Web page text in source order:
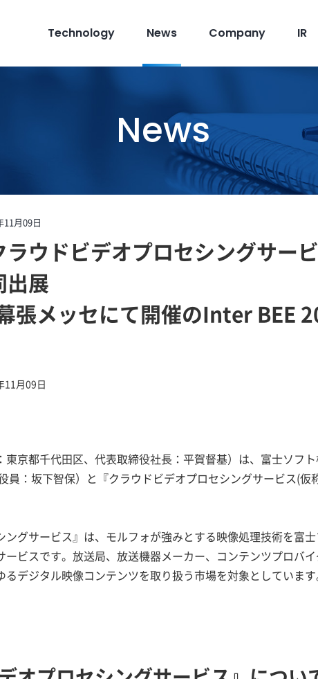
Technology News Company IR
News
11月09日
ラウドビデオプロセシングサー
出展
張メッセにて開催のInter BEE
11月09日
京都千代田区、代表取締役社長：平賀督基）は、富士ソフ
員：坂下智保）と『クラウドビデオプロセシングサービス(仮
グサービス』は、モルフォが強みとする映像処理技術を富
ビスです。放送局、放送機器メーカー、コンテンツプロバイ
るデジタル映像コンテンツを取り扱う市場を対象としていま